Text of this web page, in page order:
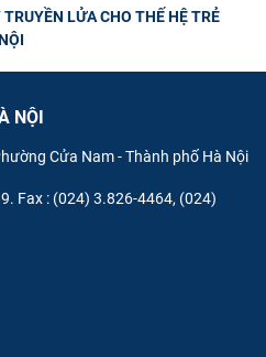
LỬA CHO THẾ HỆ TRẺ
NỘI
Cửa Nam - Thành phố Hà Nội
Fax : (024) 3.826-4464, (024)